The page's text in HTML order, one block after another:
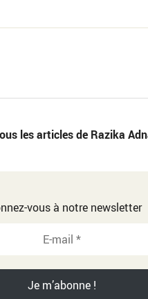
les articles de Razika
vous à notre newsletter